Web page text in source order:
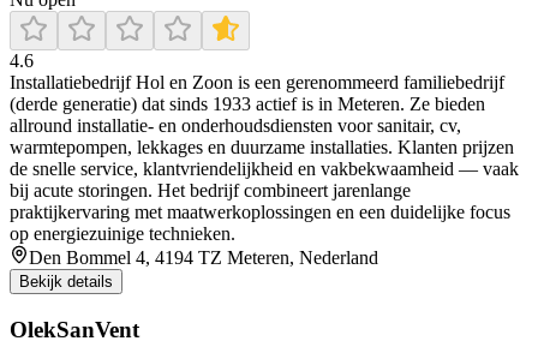
4.6
Installatiebedrijf Hol en Zoon is een gerenommeerd familiebedrijf
(derde generatie) dat sinds 1933 actief is in Meteren. Ze bieden
allround installatie- en onderhoudsdiensten voor sanitair, cv,
warmtepompen, lekkages en duurzame installaties. Klanten prijzen
de snelle service, klantvriendelijkheid en vakbekwaamheid — vaak
bij acute storingen. Het bedrijf combineert jarenlange
praktijkervaring met maatwerkoplossingen en een duidelijke focus
op energiezuinige technieken.
Den Bommel 4, 4194 TZ Meteren, Nederland
Bekijk details
OlekSanVent